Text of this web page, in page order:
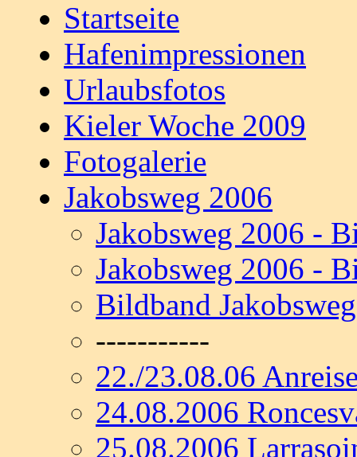
Startseite
Hafenimpressionen
Urlaubsfotos
Kieler Woche 2009
Fotogalerie
Jakobsweg 2006
Jakobsweg 2006 -
Jakobsweg 2006 -
Bildband
-----------
22./23.08.06
24.08.2006
25.08.2006